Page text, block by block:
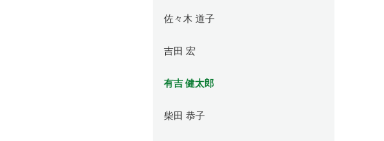
佐々木 道子
吉田 宏
有吉 健太郎
柴田 恭子